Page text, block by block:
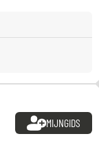
MIJNGIDS